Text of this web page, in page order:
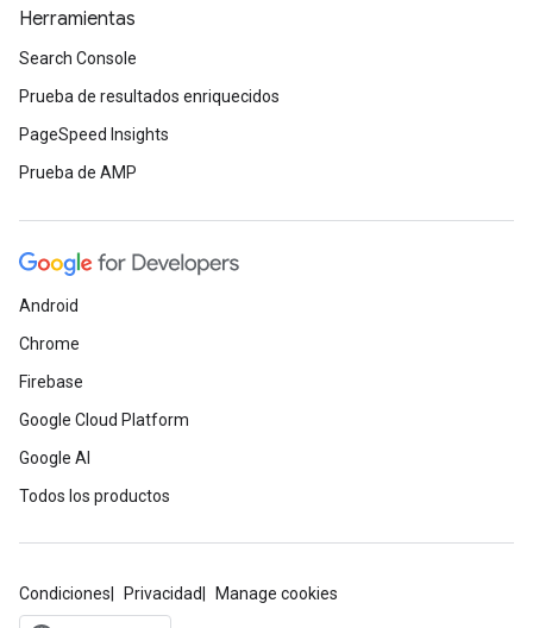
Herramientas
Search Console
Prueba de resultados enriquecidos
PageSpeed Insights
Prueba de AMP
Android
Chrome
Firebase
Google Cloud Platform
Google AI
Todos los productos
Condiciones Privacidad Manage cookies